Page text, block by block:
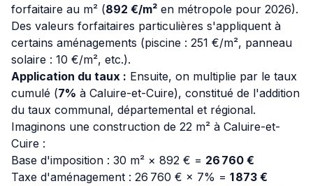
forfaitaire au m² (892 €/m² en métropole pour 2026).
Des valeurs forfaitaires particulières s'appliquent à
certains aménagements (piscine : 251 €/m², panneau
solaire : 10 €/m², etc.).
Application du taux : Ensuite, on multiplie par le taux
cumulé (7% à Caluire-et-Cuire), constitué de l'addition
du taux communal, départemental et régional.
Imaginons une construction de 22 m² à Caluire-et-
Cuire :
Base d'imposition : 30 m² × 892 € = 26 760 €
Taxe d'aménagement : 26 760 € × 7% = 1 873 €